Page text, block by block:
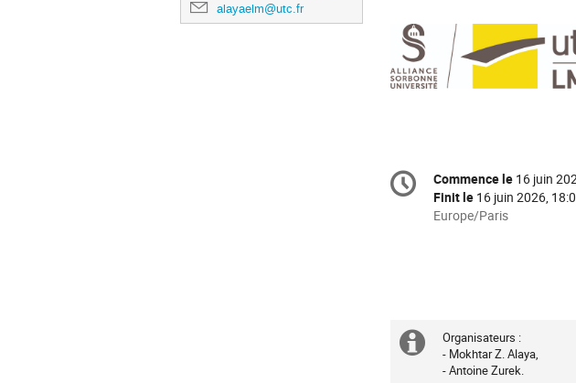
alayaelm@utc.fr
Information
de
Date/Heure
Commence le 16 juin
Finit le 16 juin 2026,
Toutes
Europe/Paris
Information
Organisateurs :
- Mokhtar Z. Alaya,
- Antoine Zurek.